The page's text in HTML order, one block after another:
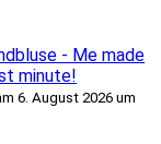
- Me made
minute!
6. August 2026 um